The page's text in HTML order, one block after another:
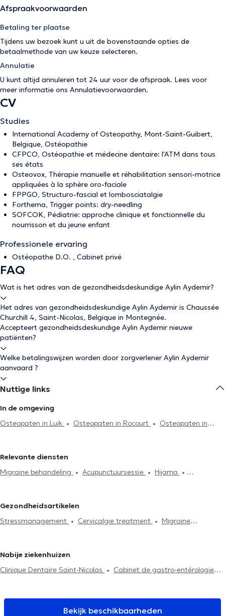
Afspraakvoorwaarden
Betaling ter plaatse
Tijdens uw bezoek kunt u uit de bovenstaande opties de
betaalmethode van uw keuze selecteren.
Annulatie
U kunt altijd annuleren tot 24 uur voor de afspraak. Lees voor
meer informatie ons Annulatievoorwaarden.
CV
Studies
International Academy of Osteopathy, Mont-Saint-Guibert,
Belgique, Ostéopathie
CFPCO, Ostéopathie et médecine dentaire: l'ATM dans tous
ses états
Osteovox, Thérapie manuelle et réhabilitation sensori-motrice
appliquées à la sphère oro-faciale
FPPGO, Structuro-fascial et lombosciatalgie
Forthema, Trigger points: dry-needling
SOFCOK, Pédiatrie: approche clinique et fonctionnelle du
nourrisson et du jeune enfant
Professionele ervaring
Ostéopathe D.O. , Cabinet privé
FAQ
Wat is het adres van de gezondheidsdeskundige Aylin Aydemir?
Het adres van gezondheidsdeskundige Aylin Aydemir is Chaussée
Churchill 4, Saint-Nicolas, Belgique in Montegnée.
Accepteert gezondheidsdeskundige Aylin Aydemir nieuwe
patiënten?
Welke betalingswijzen worden door zorgverlener Aylin Aydemir
aanvaard ?
Nuttige links
In de omgeving
Osteopaten in Luik
Osteopaten in Rocourt
Osteopaten in
in Fléron
Osteopaten in Romsée
Osteopaten in Crisnée
Osteopaten in Blégny
Osteopaten in
Relevante diensten
Migraine behandeling
Acupunctuursessie
Hijama
Huisbezoek
Articulatieproblemen
Kaakproblemen
Consultatie zuigelingen
Consultatie
Gezondheidsartikelen
Stressmanagement
Cervicalgie treatment
Migraine
Nabije ziekenhuizen
Clinique Dentaire Saint-Nicolas
Cabinet de gastro-entérologie
diététique NaturHouse Liège
PRANAclinic
Cabinet Dentaire
Bekijk beschikbaarheden